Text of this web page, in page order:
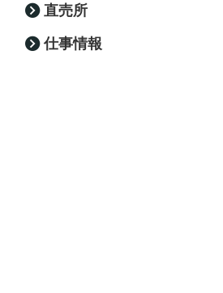
直売所
仕事情報